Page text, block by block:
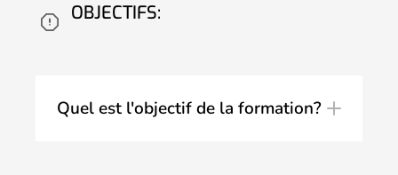
OBJECTIFS:
Quel est l'objectif de la formation?